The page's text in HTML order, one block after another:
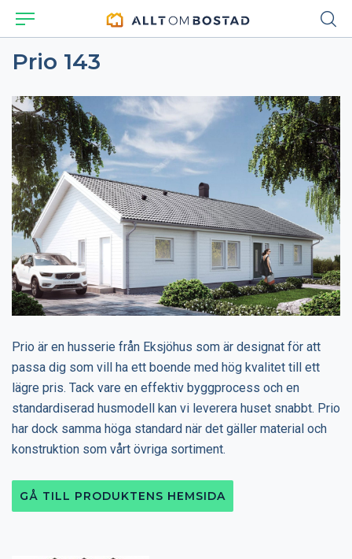
Prio 143
Prio är en husserie från Eksjöhus som är designat för att
passa dig som vill ha ett boende med hög kvalitet till ett
lägre pris. Tack vare en effektiv byggprocess och en
standardiserad husmodell kan vi leverera huset snabbt. Prio
har dock samma höga standard när det gäller material och
konstruktion som vårt övriga sortiment.
GÅ TILL PRODUKTENS HEMSIDA